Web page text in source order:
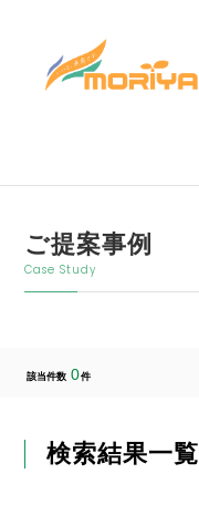
ご提案事例
Case Study
該当件数 0件
検索結果一覧